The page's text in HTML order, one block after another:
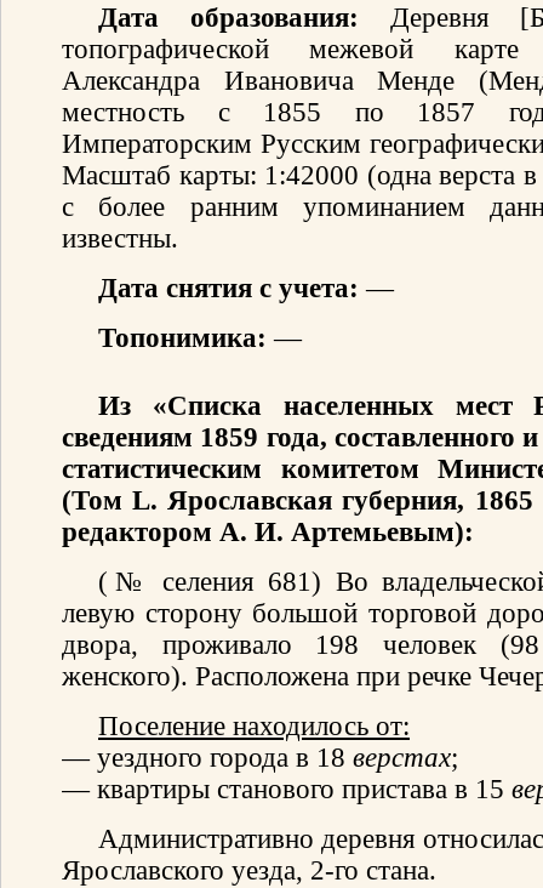
Дата образования: Деревня
топографической межевой карте
Александра Ивановича Менде
местность с 1855 по 1857
Императорским Русским
Масштаб карты: 1:42000 (одна верста
с более ранним упоминанием
известны.
Дата снятия с учета: —
Топонимика: —
Из «Списка населенных мест
сведениям 1859 года,
статистическим комитетом
(Том L. Ярославская губерния,
редактором А. И. Артемьевым):
(№ селения 681) Во
левую сторону большой торговой
двора, проживало 198 человек
женского). Расположена при речке
Поселение находилось от:
— уездного города в 18 верстах;
— квартиры станового пристава в 15
Административно деревня
Ярославского уезда, 2-го стана.